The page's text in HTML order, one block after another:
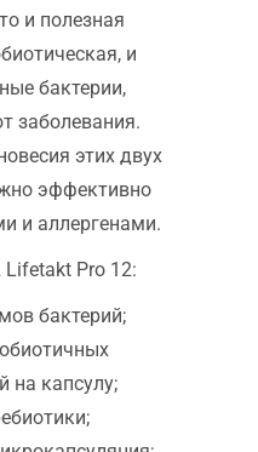
и полезная
и
бактерии,
заболевания.
этих двух
эффективно
и аллергенами.
Pro 12:
бактерий;
на капсулу;